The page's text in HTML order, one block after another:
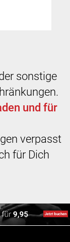
sonstige
und für
verpasst
für Dich